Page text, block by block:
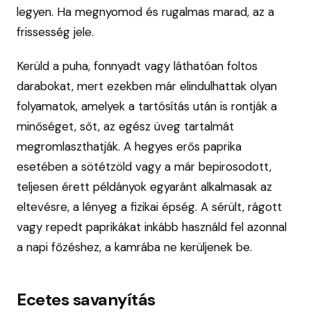
legyen. Ha megnyomod és rugalmas marad, az a
frissesség jele.
Kerüld a puha, fonnyadt vagy láthatóan foltos
darabokat, mert ezekben már elindulhattak olyan
folyamatok, amelyek a tartósítás után is rontják a
minőséget, sőt, az egész üveg tartalmát
megromlaszthatják. A hegyes erős paprika
esetében a sötétzöld vagy a már bepirosodott,
teljesen érett példányok egyaránt alkalmasak az
eltevésre, a lényeg a fizikai épség. A sérült, rágott
vagy repedt paprikákat inkább használd fel azonnal
a napi főzéshez, a kamrába ne kerüljenek be.
Ecetes savanyítás